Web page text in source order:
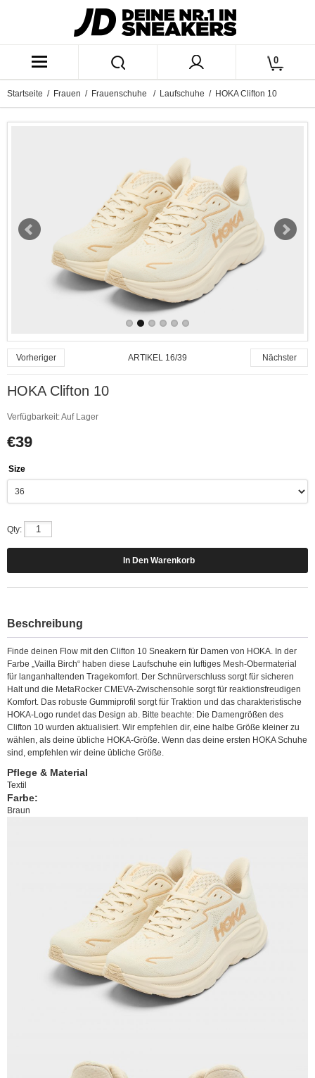
0
Startseite / Frauen / Frauenschuhe / Laufschuhe / HOKA Clifton 10
Vorheriger ARTIKEL 16/39 Nächster
HOKA Clifton 10
Verfügbarkeit:Auf Lager
€39
Size
Qty:
Beschreibung
Finde deinen Flow mit den Clifton 10 Sneakern für Damen von HOKA. In der
Farbe „Vailla Birch“ haben diese Laufschuhe ein luftiges Mesh-Obermaterial
für langanhaltenden Tragekomfort. Der Schnürverschluss sorgt für sicheren
Halt und die MetaRocker CMEVA-Zwischensohle sorgt für reaktionsfreudigen
Komfort. Das robuste Gummiprofil sorgt für Traktion und das charakteristische
HOKA-Logo rundet das Design ab. Bitte beachte: Die Damengrößen des
Clifton 10 wurden aktualisiert. Wir empfehlen dir, eine halbe Größe kleiner zu
wählen, als deine übliche HOKA-Größe. Wenn das deine ersten HOKA Schuhe
sind, empfehlen wir deine übliche Größe.
Pflege & Material
Textil
Farbe:
Braun